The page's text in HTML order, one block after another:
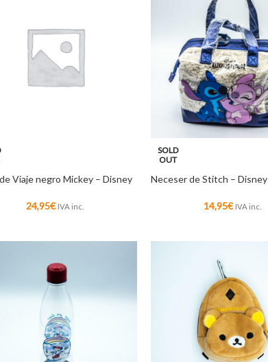
Viaje negro Mickey – Disney
24,95€ IVA inc.
SOLD
OUT
Neceser de Stitch – Disney
14,95€ IVA inc.